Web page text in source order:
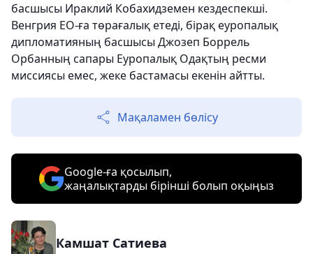
басшысы Ираклий Кобахидземен кездеспекші.
Венгрия ЕО-ға төрағалық етеді, бірақ еуропалық
дипломатияның басшысы Джозеп Боррель
Орбанның сапары Еуропалық Одақтың ресми
миссиясы емес, жеке бастамасы екенін айтты.
Мақаламен бөлісу
Google-ға қосылып,
жаңалықтарды бірінші болып оқыңыз
Камшат Сатиева